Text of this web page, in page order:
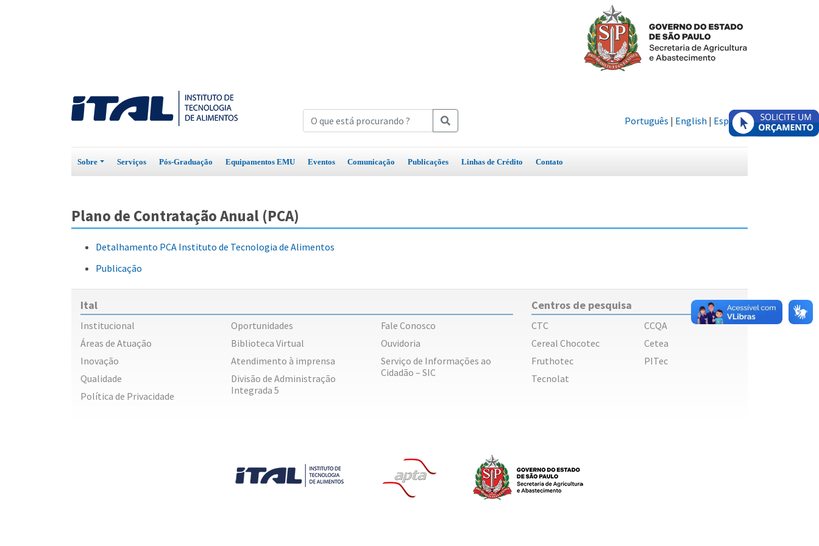
Português | English | Español
Sobre Serviços Pós-Graduação Equipamentos EMU Eventos Comunicação Publicações Linhas de Crédito Contato
Plano de Contratação Anual (PCA)
Detalhamento PCA Instituto de Tecnologia de Alimentos
Publicação
Ital
Institucional
Áreas de Atuação
Inovação
Qualidade
Política de Privacidade
Oportunidades
Biblioteca Virtual
Atendimento à imprensa
Divisão de Administração
Integrada 5
Fale Conosco
Ouvidoria
Serviço de Informações ao
Cidadão – SIC
Centros de pesquisa
CTC
Cereal Chocotec
Fruthotec
Tecnolat
CCQA
Cetea
PITec